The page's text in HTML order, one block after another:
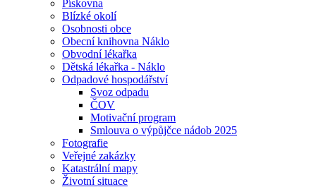
Pískovna
Blízké okolí
Osobnosti obce
Obecní knihovna Náklo
Obvodní lékařka
Dětská lékařka - Náklo
Odpadové hospodářství
Svoz odpadu
ČOV
Motivační program
Smlouva o výpůjčce nádob 2025
Fotografie
Veřejné zakázky
Katastrální mapy
Životní situace